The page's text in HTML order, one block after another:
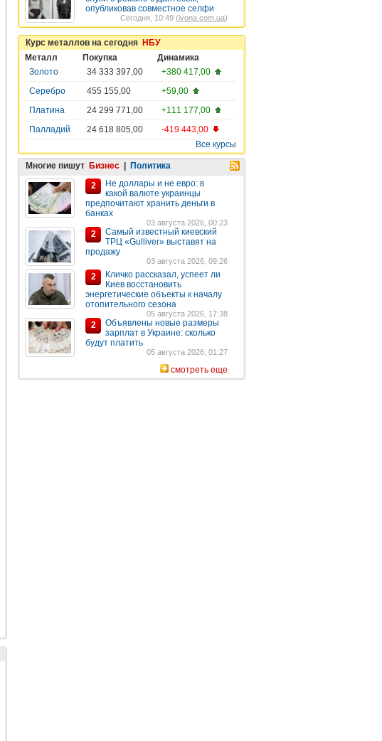
опубликовав совместное селфи
Сегодня, 10:49 (ivona.com.ua)
Курс металлов на сегодня НБУ
Металл
Покупка
Динамика
Золото
34 333 397,00
+380 417,00
Серебро
455 155,00
+59,00
Платина
24 299 771,00
+111 177,00
Палладий
24 618 805,00
-419 443,00
Все курсы
Многие пишут Бизнес
Политика
2
Не доллары и не евро: в
какой валюте украинцы
предпочитают хранить деньги в
банках
03 августа 2026, 00:23
2
Самый известный киевский
ТРЦ «Gulliver» выставят на
продажу
03 августа 2026, 09:26
2
Кличко рассказал, успеет ли
Киев восстановить
энергетические объекты к началу
отопительного сезона
05 августа 2026, 17:38
2
Объявлены новые размеры
зарплат в Украине: сколько
будут платить
05 августа 2026, 01:27
смотреть еще